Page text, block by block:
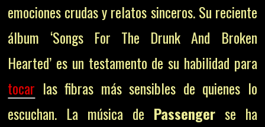
emociones crudas y relatos sinceros. Su reciente
álbum ‘Songs For The Drunk And Broken
Hearted’ es un testamento de su habilidad para
tocar las fibras más sensibles de quienes lo
escuchan. La música de Passengerse ha